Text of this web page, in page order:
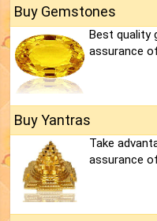
Buy Gemstones
Best quality
assurance
Buy Yantras
Take
assurance